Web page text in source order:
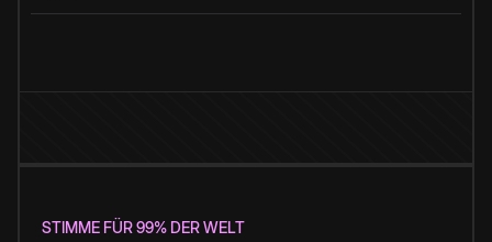
STIMME FÜR 99% DER WELT